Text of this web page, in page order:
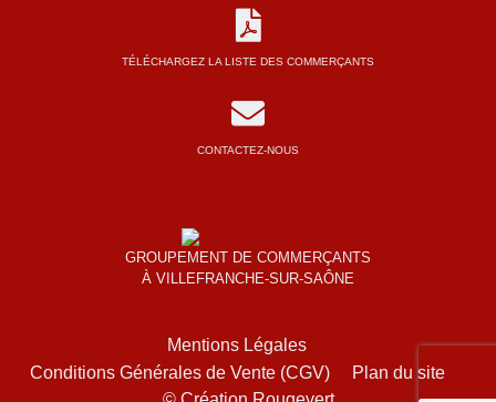
TÉLÉCHARGEZ LA LISTE DES COMMERÇANTS
CONTACTEZ-NOUS
GROUPEMENT DE COMMERÇANTS
À VILLEFRANCHE-SUR-SAÔNE
Mentions Légales
Conditions Générales de Vente (CGV)
Plan du site